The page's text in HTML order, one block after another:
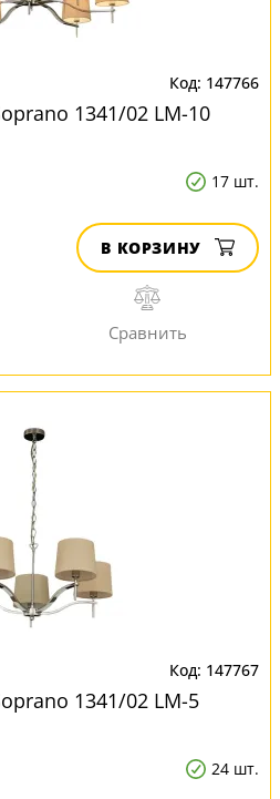
147766
1341/02 LM-10
17 шт.
В КОРЗИНУ
147767
1341/02 LM-5
24 шт.